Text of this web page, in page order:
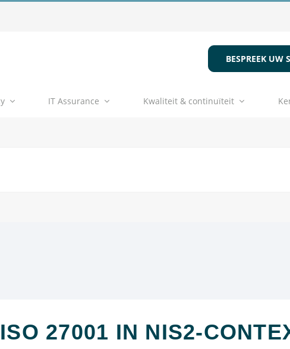
BESPREEK UW
IT Assurance Kwaliteit & continuïteit
ISO 27001 IN NIS2-